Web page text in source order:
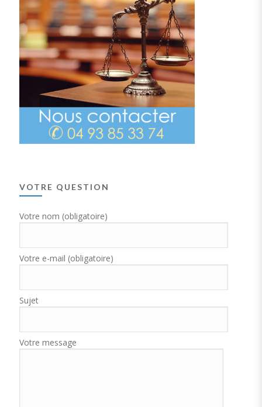
VOTRE QUESTION
Votre nom (obligatoire)
Votre e-mail (obligatoire)
Sujet
Votre message